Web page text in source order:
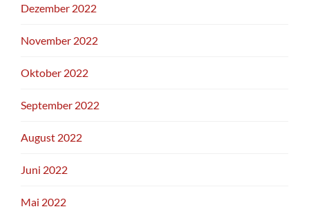
Dezember 2022
November 2022
Oktober 2022
September 2022
August 2022
Juni 2022
Mai 2022